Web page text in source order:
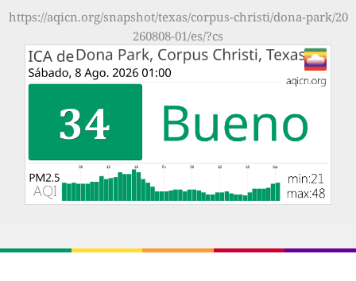
https://aqicn.org/snapshot/texas/corpus-christi/dona-park/20
260808-01/es/?cs